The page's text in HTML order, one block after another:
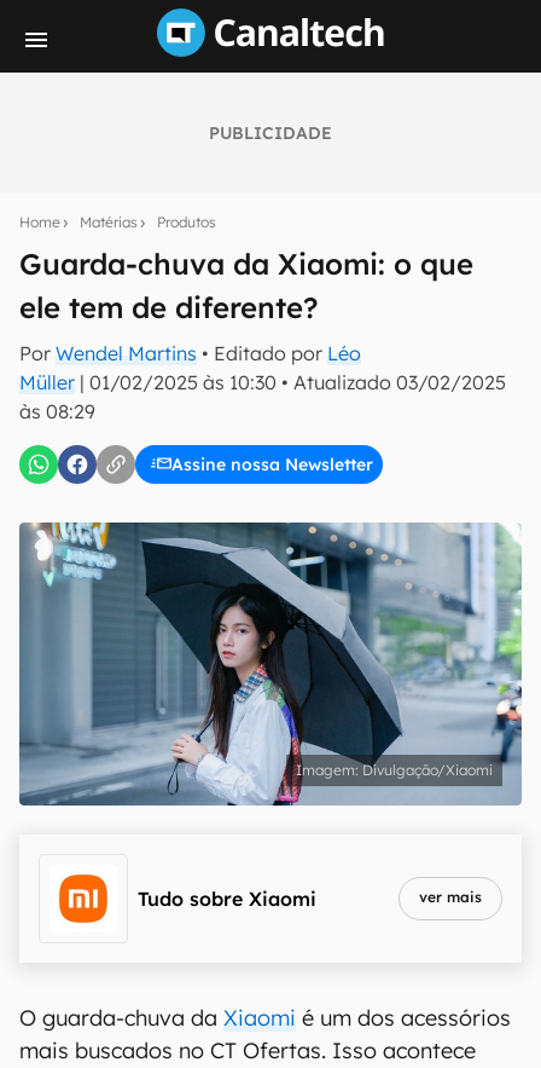
PUBLICIDADE
Home Matérias Produtos
Guarda-chuva da Xiaomi: o que
ele tem de diferente?
Por Wendel Martins • Editado por Léo
Müller | 01/02/2025 às 10:30 • Atualizado 03/02/2025
às 08:29
Assine nossa Newsletter
notícias e reviews sobre tecnologia em primeira
E-mail
Confirmo que li, aceito e concordo com os
Divulgação/Xiaomi
Tudo sobre Xiaomi ver mais
O guarda-chuva da Xiaomi é um dos acessórios
mais buscados no CT Ofertas. Isso acontece